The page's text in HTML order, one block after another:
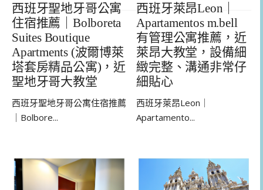
西班牙聖地牙哥公寓
住宿推薦｜Bolboreta
Suites Boutique
Apartments (波爾博萊
塔套房精品公寓)，近
聖地牙哥大教堂
西班牙聖地牙哥公寓住宿推薦
｜Bolbore...
西班牙萊昂Leon｜
Apartamentos m.bell
有管理公寓推薦，近
萊昂大教堂，設備細
緻完整、溝通非常仔
細貼心
西班牙萊昂Leon｜
Apartamento...